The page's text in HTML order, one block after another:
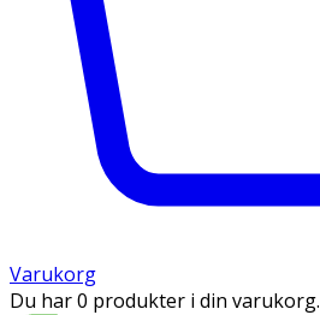
Varukorg
Du har 0 produkter i din varukorg.